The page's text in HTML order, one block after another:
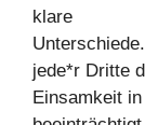
klare
jede*r Dritte
Einsamkeit